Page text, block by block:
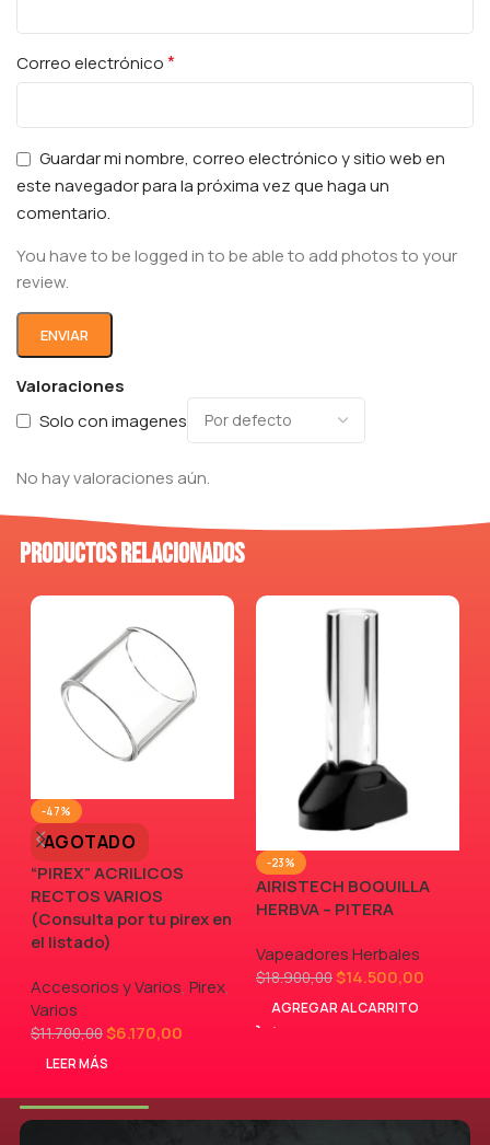
Valoraciones
Solo con imagenes
No hay valoraciones aún.
Correo electrónico*
Guardar mi nombre, correo electrónico y sitio web en
este navegador para la próxima vez que haga un
comentario.
You have to be logged in to be able to add photos to your
review.
Productos relacionados
-47%
AGOTADO
“PIREX” ACRILICOS
RECTOS VARIOS
(Consulta por tu pirex en
el listado)
Accesorios y Varios, Pirex,
Varios
$11.700,00$6.170,00
LEER MÁS
-23%
AIRISTECH BOQUILLA
HERBVA – PITERA
Vapeadores Herbales
$18.900,00$14.500,00
AGREGAR AL CARRITO